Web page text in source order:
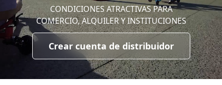
CONDICIONES ATRACTIVAS PARA
COMERCIO, ALQUILER Y INSTITUCIONES
Crear cuenta de distribuidor